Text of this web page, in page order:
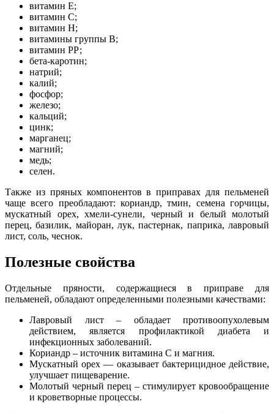
витамин Е;
витамин С;
витамин Н;
витамины группы В;
витамин РР;
бета-каротин;
натрий;
калий;
фосфор;
железо;
кальций;
цинк;
марганец;
магний;
медь;
селен.
Также из пряных компонентов в приправах для пельменей
чаще всего преобладают: кориандр, тмин, семена горчицы,
мускатный орех, хмели-сунели, черный и белый молотый
перец, базилик, майоран, лук, пастернак, паприка, лавровый
лист, соль, чеснок.
Полезные свойства
Отдельные пряности, содержащиеся в приправе для
пельменей, обладают определенными полезными качествами:
Лавровый лист – обладает противоопухолевым
действием, является профилактикой диабета и
инфекционных заболеваний.
Кориандр – источник витамина С и магния.
Мускатный орех — оказывает бактерицидное действие,
улучшает пищеварение.
Молотый черный перец – стимулирует кровообращение
и кроветворные процессы.